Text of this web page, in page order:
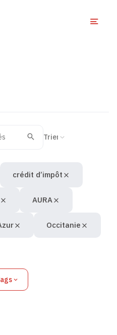
Valider
crédit d’impôt
AURA
Occitanie